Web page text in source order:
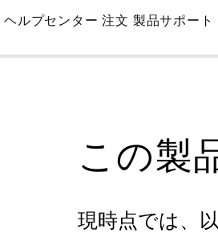
Skip
Main
ヘルプセンター 注文 製品サポート
この製
現時点では、